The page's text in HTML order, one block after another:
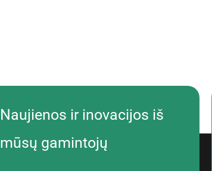
Naujienos ir inovacijos iš
mūsų gamintojų